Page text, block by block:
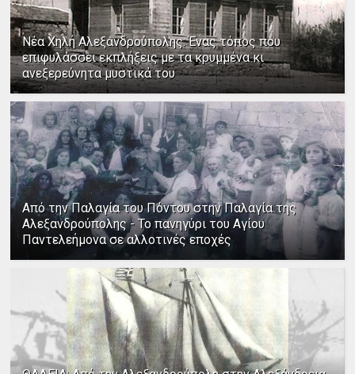
Νέα Χηλή Αλεξανδρούπολης: Ένας τόπος που
επιφυλάσσει εκπλήξεις με τα κρυμμένα κι
ανεξερεύνητα μυστικά του
Από την Παλαγία του Πόντου στην Παλαγία της
Αλεξανδρούπολης - Το πανηγύρι του Αγίου
Παντελεήμονα σε αλλοτινές εποχές